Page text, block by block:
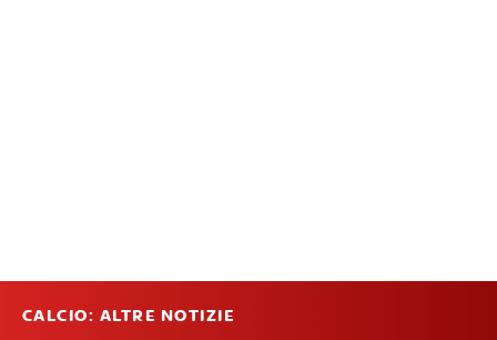
CALCIO: ALTRE NOTIZIE